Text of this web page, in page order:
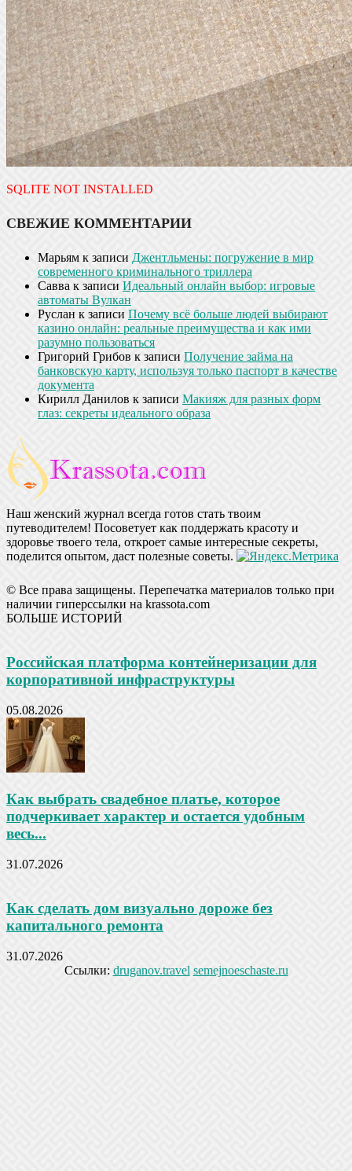
SQLITE NOT INSTALLED
СВЕЖИЕ КОММЕНТАРИИ
Марьям к записи Джентльмены: погружение в мир
современного криминального триллера
Савва к записи Идеальный онлайн выбор: игровые
автоматы Вулкан
Руслан к записи Почему всё больше людей выбирают
казино онлайн: реальные преимущества и как ими
разумно пользоваться
Григорий Грибов к записи Получение займа на
банковскую карту, используя только паспорт в качестве
документа
Кирилл Данилов к записи Макияж для разных форм
глаз: секреты идеального образа
Наш женский журнал всегда готов стать твоим
путеводителем! Посоветует как поддержать красоту и
здоровье твоего тела, откроет самые интересные секреты,
поделится опытом, даст полезные советы.
© Все права защищены. Перепечатка материалов только при
наличии гиперссылки на krassota.com
БОЛЬШЕ ИСТОРИЙ
Российская платформа контейнеризации для
корпоративной инфраструктуры
05.08.2026
Как выбрать свадебное платье, которое
подчеркивает характер и остается удобным
весь...
31.07.2026
Как сделать дом визуально дороже без
капитального ремонта
31.07.2026
Ссылки: druganov.travel semejnoeschaste.ru